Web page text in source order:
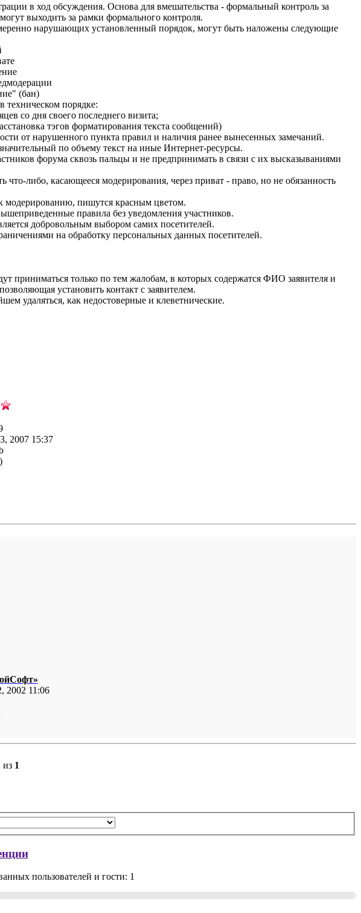
в ход обсуждения. Основа для вмешательства - формальный контроль за
выходить за рамки формального контроля.
нарушающих установленный порядок, могут быть наложены следующие
(бан)
техническом порядке:
со дня своего последнего визита;
тэгов форматирования текста сообщений)
от нарушенного пункта правил и наличия ранее вынесенных замечаний.
по объему текст на иные Интернет-ресурсы.
форума сквозь пальцы и не предпринимать в связи с их высказываниями
либо, касающееся модерирования, через приват - право, но не обязанность
модерированию, пишутся красным цветом.
правила без уведомления участников.
добровольным выбором самих посетителей.
на обработку персональных данных посетителей.
приниматься только по тем жалобам, в которых содержатся ФИО заявителя и
установить контакт с заявителем.
удаляться, как недостоверные и клеветнические.
2007 15:37
2002 11:06
из 1
пользователей и гости: 1